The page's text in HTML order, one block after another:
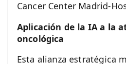
Cancer Center Madrid-
Aplicación de la IA a la
oncológica
Esta alianza estratégica